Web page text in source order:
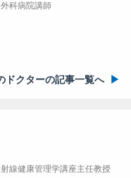
科病院講師
ドクターの記事一覧へ
線健康管理学講座主任教授